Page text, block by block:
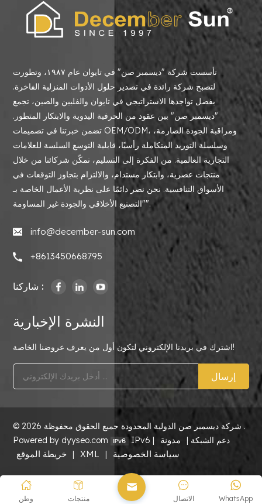
تأسست شركة "ديسمبر صن" في تايوان عام ١٩٨٧، وتطورت
لتصبح شركة رائدة في تصدير حلول الأدوات المنزلية الفاخرة.
بفضل تواجدها الاستراتيجي في تايوان والفلبين والصين، تجمع
"ديسمبر صن" بين عقود من الحرفية اليدوية والابتكار المتطور.
تضمن خبرتنا في تصميمات OEM/ODM، ومراقبة الجودة الصارمة،
وسلسلة التوريد المتكاملة رأسيًا، قابلية التوسع السلسة للعلامات
التجارية العالمية. من الفكرة إلى التسليم، نمكّن شركائنا من خلال
منتجات عصرية، وابتكار مستدام، والالتزام بتجاوز التوقعات في
الأسواق التنافسية. نحن نصر دائمًا على نظرية الأعمال الخاصة بـ
"التصنيع الأخلاقي والجودة غير المساومة".
info@december-sun.com
+8613450668795
شاركنا :
النشرة الإخبارية
اشترك في بريدنا الإلكتروني لتكون أول من يعرف عروضنا الخاصة!
إرسال
© 2026 شركة ديسمبر صن الدولية المحدودة جميع الحقوق محفوظة .
Powered by dyyseo.com
IPv6 دعم الشبكة | مدونة |
| XML | سياسة الخصوصية
وطن منتجات WhatsApp الاتصال